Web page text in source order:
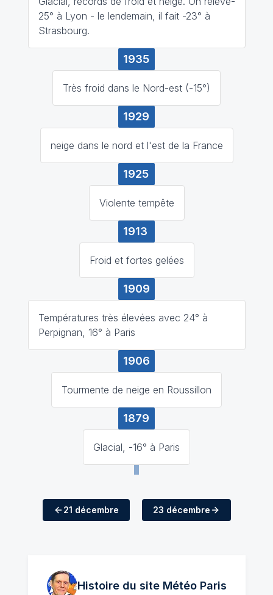
25° à Lyon - le lendemain, il fait -23° à
Strasbourg.
1935
Très froid dans le Nord-est (-15°)
1929
neige dans le nord et l'est de la France
1925
Violente tempête
1913
Froid et fortes gelées
1909
Températures très élevées avec 24° à
Perpignan, 16° à Paris
1906
Tourmente de neige en Roussillon
1879
Glacial, -16° à Paris
21 décembre 23 décembre
Histoire du site MétéoParis